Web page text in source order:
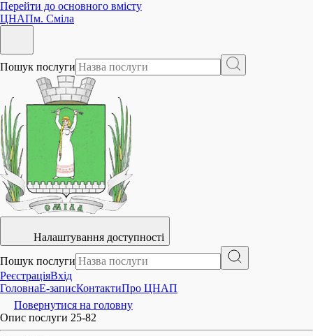
Перейти до основного вмісту
ЦНАПм. Сміла
Пошук послуги
Налаштування доступності
Пошук послуги
РеєстраціяВхід
ГоловнаE-записКонтактиПро ЦНАП
Повернутися на головну
Опис послуги 25-82